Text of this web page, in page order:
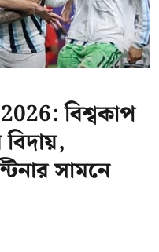
বিশ্বকাপ
সামনে